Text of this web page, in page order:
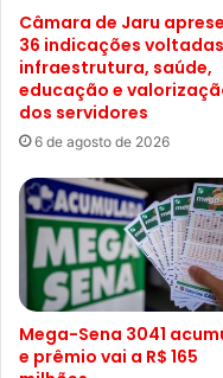
Câmara de Jaru
36 indicações
infraestrutura, saúde,
educação e
dos servidores
6 de agosto de 2026
Mega-Sena 3041
e prêmio vai a R$ 165